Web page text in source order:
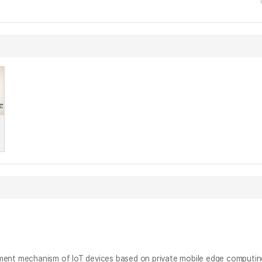
mechanism of IoT devices based on private mobile edge